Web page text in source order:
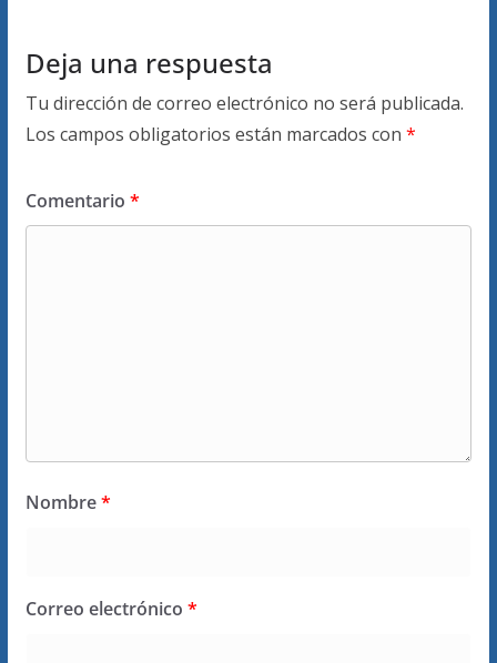
Deja una respuesta
Tu dirección de correo electrónico no será publicada.
Los campos obligatorios están marcados con *
Comentario *
Nombre*
Correo electrónico *